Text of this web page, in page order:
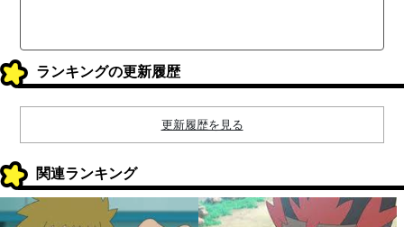
ランキングの更新履歴
更新履歴を見る
関連ランキング